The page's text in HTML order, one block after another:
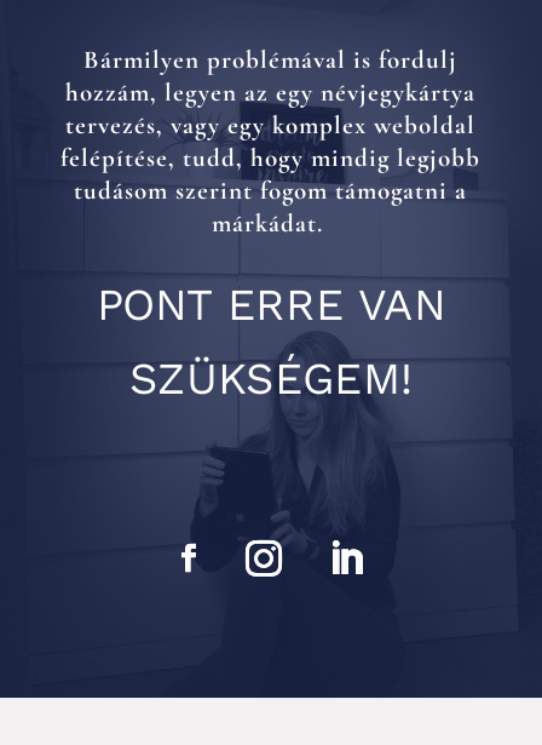
Bármilyen problémával is fordulj
hozzám, legyen az egy névjegykártya
tervezés, vagy egy komplex weboldal
felépítése, tudd, hogy mindig legjobb
tudásom szerint fogom támogatni a
márkádat.
PONT ERRE VAN
SZÜKSÉGEM!